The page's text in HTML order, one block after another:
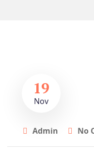
19
Nov
Admin No